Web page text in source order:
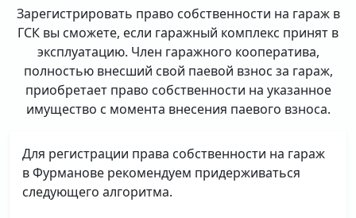
Зарегистрировать право собственности на гараж в
ГСК вы сможете, если гаражный комплекс принят в
эксплуатацию. Член гаражного кооператива,
полностью внесший свой паевой взнос за гараж,
приобретает право собственности на указанное
имущество с момента внесения паевого взноса.
Для регистрации права собственности на гараж
в Фурманове рекомендуем придерживаться
следующего алгоритма.